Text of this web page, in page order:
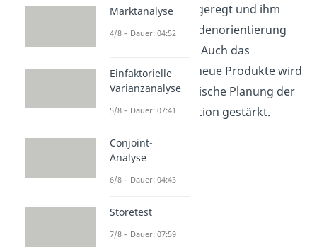
Impulskäufen angeregt und ihm
eine bessere Kundenorientierung
geboten werden. Auch das
Bewusstsein für neue Produkte wird
durch die strategische Planung der
Produktpräsentation gestärkt.
Marktanalyse
4/8 – Dauer: 04:52
Einfaktorielle
Varianzanalyse
5/8 – Dauer: 07:41
Conjoint-
Analyse
6/8 – Dauer: 04:43
Storetest
7/8 – Dauer: 07:59